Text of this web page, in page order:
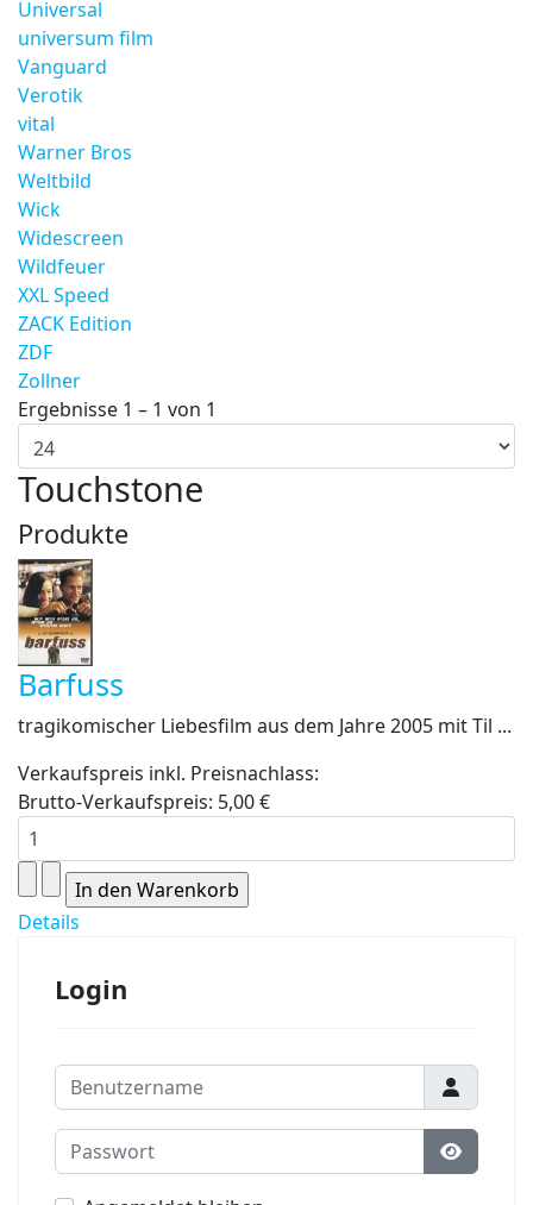
Universal
universum film
Vanguard
Verotik
vital
Warner Bros
Weltbild
Wick
Widescreen
Wildfeuer
XXL Speed
ZACK Edition
ZDF
Zollner
Ergebnisse 1 – 1 von 1
Touchstone
Produkte
Barfuss
tragikomischer Liebesfilm aus dem Jahre 2005 mit Til ...
Verkaufspreis inkl. Preisnachlass:
Brutto-Verkaufspreis: 5,00 €
Details
Login
Benutzername
Passwort